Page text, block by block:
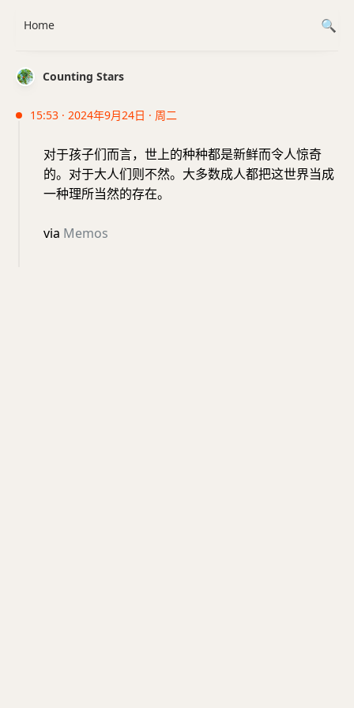
Counting Stars
15:53 · 2024年9月24日 · 周二
对于孩子们而言，世上的种种都是新鲜而令人惊奇
的。对于大人们则不然。大多数成人都把这世界当成
一种理所当然的存在。
via Memos
Home